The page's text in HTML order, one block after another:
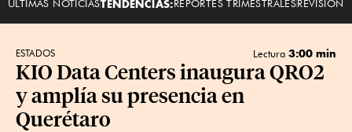
ÚLTIMAS NOTICIASTENDENCIAS:REPORTES TRIMESTRALESREVISIÓN
ESTADOS Lectura 3:00 min
KIO Data Centers inaugura QRO2
y amplía su presencia en
Querétaro